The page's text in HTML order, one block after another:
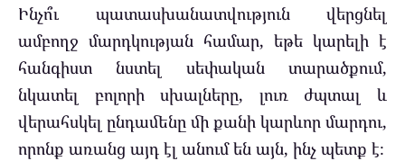
Ինչո՞ւ պատասխանատվություն վերցնել
ամբողջ մարդկության համար, եթե կարելի է
հանգիստ նստել սեփական տարածքում,
նկատել բոլորի սխալները, լուռ ժպտալ և
վերահսկել ընդամենը մի քանի կարևոր մարդու,
որոնք առանց այդ էլ անում են այն, ինչ պետք է։